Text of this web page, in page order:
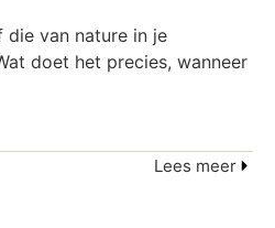
die van nature in je
doet het precies, wanneer
Lees meer